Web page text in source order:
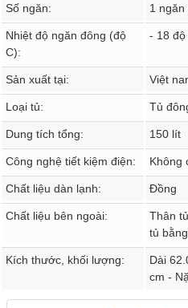
Số ngăn: 1 ngăn
Nhiệt độ ngăn đông (độ
C):
- 18 độ
Sản xuất tại: Việt
Loại tủ: Tủ
Dung tích tổng: 150 lít
Công nghệ tiết kiệm điện: Không
Chất liệu dàn lạnh: Đồng
Chất liệu bên ngoài:
Thân
tủ
Kích thước, khối lượng:
Dài
cm -